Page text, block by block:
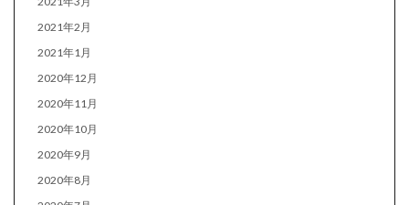
2021年2月
2021年1月
2020年12月
2020年11月
2020年10月
2020年9月
2020年8月